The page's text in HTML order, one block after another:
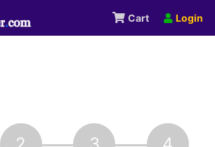
Cart Login